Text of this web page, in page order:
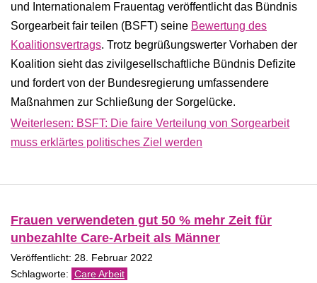
und Internationalem Frauentag veröffentlicht das Bündnis
Sorgearbeit fair teilen (BSFT) seine Bewertung des
Koalitionsvertrags. Trotz begrüßungswerter Vorhaben der
Koalition sieht das zivilgesellschaftliche Bündnis Defizite
und fordert von der Bundesregierung umfassendere
Maßnahmen zur Schließung der Sorgelücke.
Weiterlesen: BSFT: Die faire Verteilung von Sorgearbeit
muss erklärtes politisches Ziel werden
Frauen verwendeten gut 50 % mehr Zeit für
unbezahlte Care-Arbeit als Männer
Veröffentlicht: 28. Februar 2022
Care Arbeit